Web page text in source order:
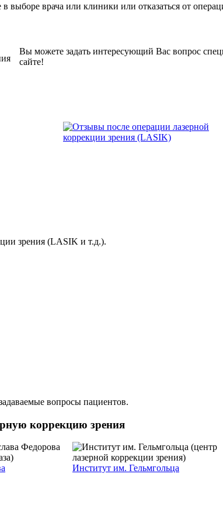
выборе врача или клиники или отказаться от
Вы можете задать интересующий Вас вопрос
сайте!
зрения (LASIK и т.д.).
вопросы пациентов.
коррекцию зрения
Институт им. Гельмгольца